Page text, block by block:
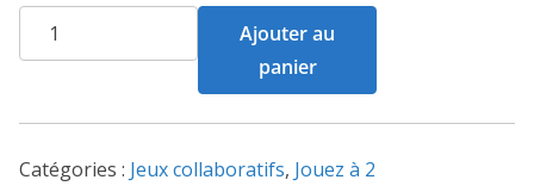
quantité
de
Game
Ajouter au
panier
Catégories : Jeux collaboratifs, Jouez à 2